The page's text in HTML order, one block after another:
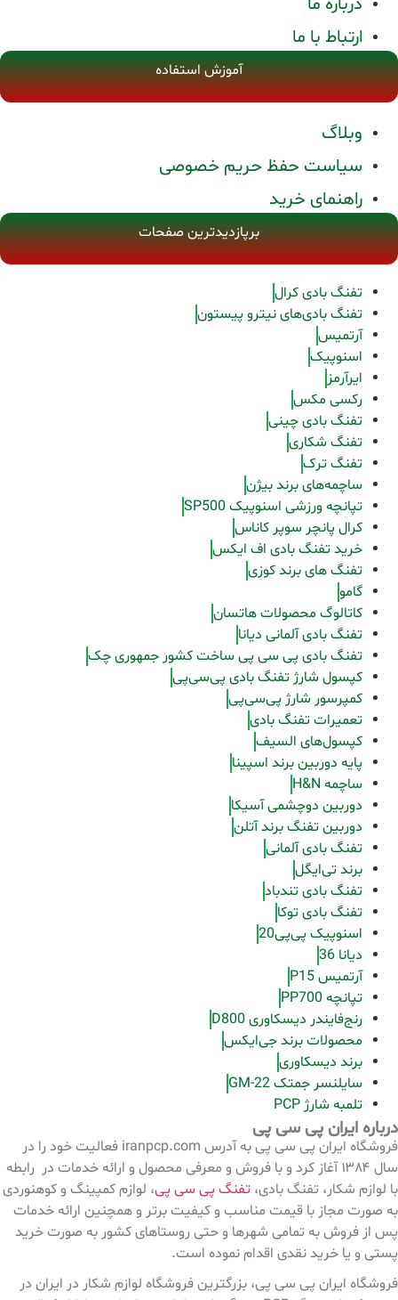
ارتباط با ما
آموزش استفاده
وبلاگ
سیاست حفظ حریم خصوصی
راهنمای خرید
برپازدیدترین صفحات
تفنگ بادی کرال
تفنگ بادی‌های نیترو پیستون
آرتمیس
اسنوپیک
ایرآرمز
رکسی مکس
تفنگ بادی چینی
تفنگ شکاری
تفنگ ترک
ساچمه‌های برند بیژن
تپانچه ورزشی اسنوپیک SP500
کرال پانچر سوپر کاناس
خرید تفنگ بادی اف ایکس
تفنگ های برند کوزی
گامو
کاتالوگ محصولات هاتسان
تفنگ بادی آلمانی دیانا
تفنگ بادی پی سی پی ساخت کشور جمهوری چک
کپسول شارژ تفنگ بادی پی‌سی‌پی
کمپرسور شارژ پی‌سی‌پی
تعمیرات تفنگ بادی
کپسول‌های السیف
پایه دوربین برند اسپینا
ساچمه H&N
دوربین دوچشمی آسیکا
دوربین تفنگ برند آتلن
تفنگ بادی آلمانی
برند تی‌ایگل
تفنگ بادی تندباد
تفنگ بادی توکا
اسنوپیک پی‌پی20
دیانا 36
آرتمیس P15
تپانچه PP700
رنج‌فایندر دیسکاوری D800
محصولات برند جی‌ایکس
برند دیسکاوری
سایلنسر جمتک GM-22
تلمبه شارژ PCP
درباره ایران پی سی پی
فروشگاه ایران پی سی پی به آدرس iranpcp.com فعالیت خود را در
سال ۱۳۸۴ آغاز کرد و با فروش و معرفی محصول و ارائه خدمات در رابطه
با لوازم شکار، تفنگ بادی، تفنگ پی سی پی، لوازم کمپینگ و کوهنوردی
به صورت مجاز با قیمت مناسب و کیفیت برتر و همچنین ارائه خدمات
پس از فروش به تمامی شهرها و حتی روستاهای کشور به صورت خرید
پستی و یا خرید نقدی اقدام نموده است.
فروشگاه ایران پی سی پی، بزرگترین فروشگاه لوازم شکار در ایران در